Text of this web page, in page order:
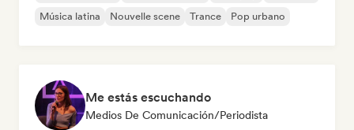
Música latina
Nouvelle scene Trance Pop urbano
Me estás escuchando
Medios De Comunicación/Periodista